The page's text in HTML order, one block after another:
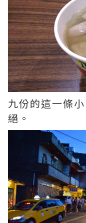
九份的這一條
絕。